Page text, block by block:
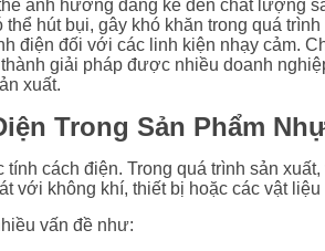
ảnh hưởng đáng kể đến chất lượng
thể hút bụi, gây khó khăn trong quá
điện đối với các linh kiện nhạy cảm.
giải pháp được nhiều doanh
xuất.
Trong Sản Phẩm
cách điện. Trong quá trình sản
với không khí, thiết bị hoặc các vật liệu
vấn đề như: